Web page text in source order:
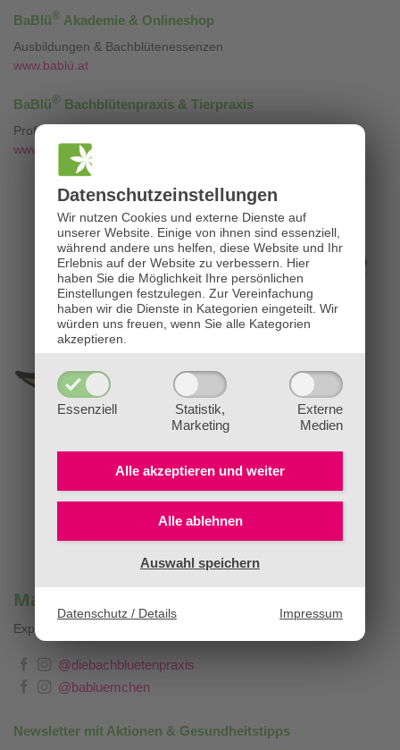
Datenschutz­einstellungen
Wir nutzen Cookies und externe Dienste auf
unserer Website. Einige von ihnen sind essenziell,
während andere uns helfen, diese Website und Ihr
Erlebnis auf der Website zu verbessern. Hier
haben Sie die Möglichkeit Ihre persönlichen
Einstellungen festzulegen. Zur Vereinfachung
haben wir die Dienste in Kategorien eingeteilt. Wir
würden uns freuen, wenn Sie alle Kategorien
akzeptieren.
Essenziell
Statistik,
Marketing
Externe
Medien
Alle akzeptieren und weiter
Alle ablehnen
Auswahl speichern
Datenschutz / Details Impressum
BaBlü® Akademie & Onlineshop
Ausbildungen & Bachblütenessenzen
www.bablü.at
BaBlü® Bachblütenpraxis & Tierpraxis
Professionelle Bachblütenberatung mit
www.die-bachblütenpraxis.at
Mag. Sandra Stopar & BaBlümchen®
Expertenwissen, Blog & Liebevolles
@diebachbluetenpraxis
@babluemchen
Newsletter mit Aktionen & Gesundheitstipps